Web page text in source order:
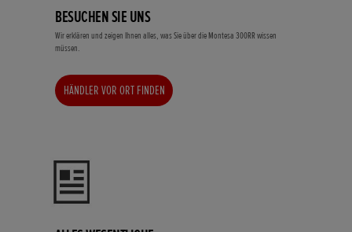
BESUCHEN SIE UNS
Wir erklären und zeigen Ihnen alles, was Sie über die Montesa 300RR wissen
müssen.
HÄNDLER VOR ORT FINDEN